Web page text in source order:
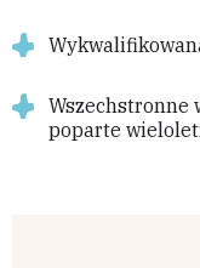
Wszechstronne
poparte